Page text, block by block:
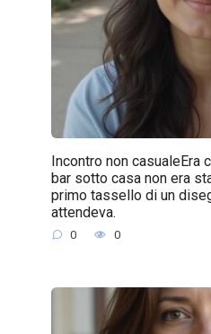
Incontro non casualeEra
bar sotto casa non era
primo tassello di un
attendeva.
0 0